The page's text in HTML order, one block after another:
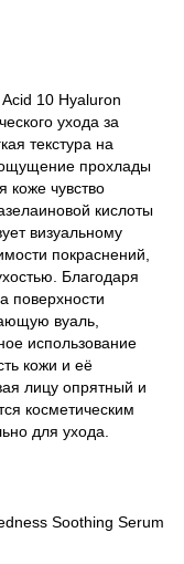
10 Hyaluron
ухода за
текстура на
ощущение прохлады
коже чувство
кислоты
визуальному
покраснений,
Благодаря
поверхности
вуаль,
использование
кожи и её
лицу опрятный и
косметическим
для ухода.
Soothing Serum